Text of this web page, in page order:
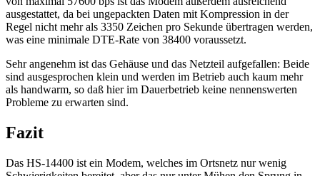
ausgestattet, da bei ungepackten Daten mit Kompression in der
Regel nicht mehr als 3350 Zeichen pro Sekunde übertragen werden,
was eine minimale DTE-Rate von 38400 voraussetzt.
Sehr angenehm ist das Gehäuse und das Netzteil aufgefallen: Beide
sind ausgesprochen klein und werden im Betrieb auch kaum mehr
als handwarm, so daß hier im Dauerbetrieb keine nennenswerten
Probleme zu erwarten sind.
Fazit
Das HS-14400 ist ein Modem, welches im Ortsnetz nur wenig